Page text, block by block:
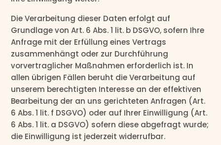
Die Verarbeitung dieser Daten erfolgt auf
Grundlage von Art. 6 Abs. 1 lit. b DSGVO, sofern Ihre
Anfrage mit der Erfüllung eines Vertrags
zusammenhängt oder zur Durchführung
vorvertraglicher Maßnahmen erforderlich ist. In
allen übrigen Fällen beruht die Verarbeitung auf
unserem berechtigten Interesse an der effektiven
Bearbeitung der an uns gerichteten Anfragen (Art.
6 Abs. 1 lit. f DSGVO) oder auf Ihrer Einwilligung (Art.
6 Abs. 1 lit. a DSGVO) sofern diese abgefragt wurde;
die Einwilligung ist jederzeit widerrufbar.